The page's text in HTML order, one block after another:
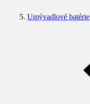
Umývadlové batérie